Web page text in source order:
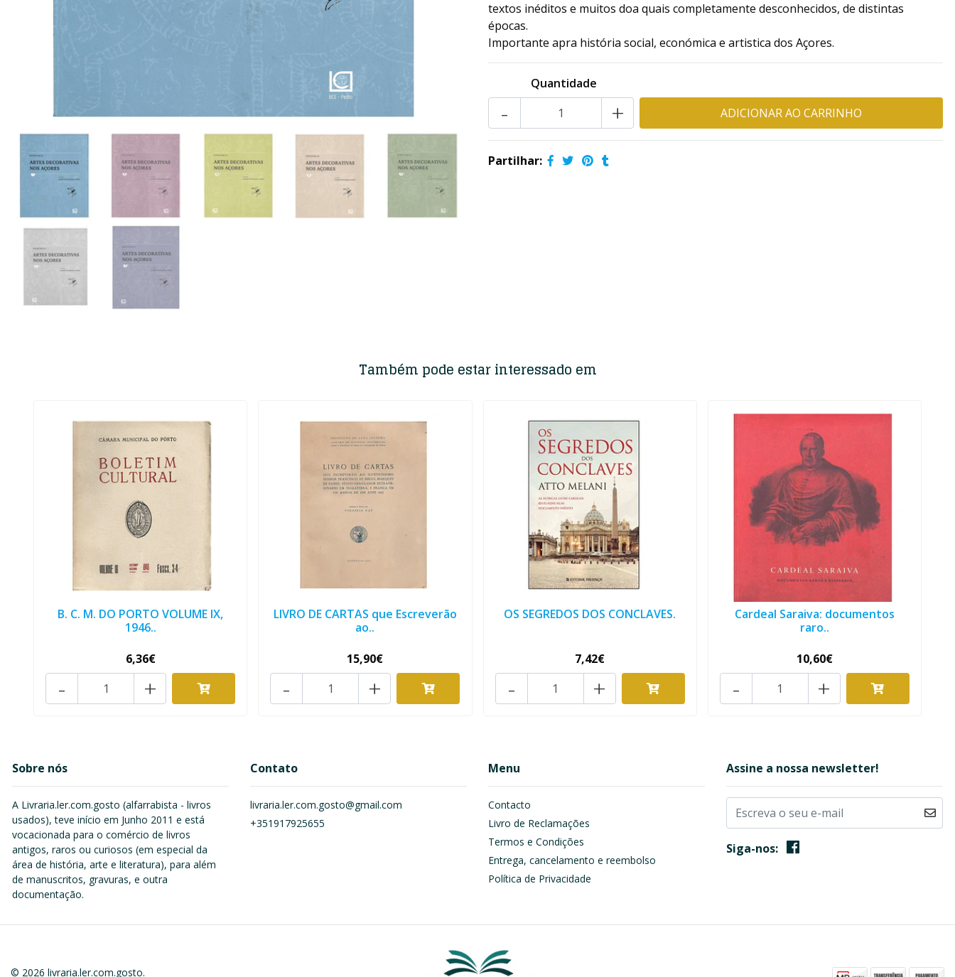
textos inéditos e muitos doa quais completamente desconhecidos, de distintas
épocas.
Importante apra história social, económica e artistica dos Açores.
Quantidade
+
-
Partilhar:
Também pode estar interessado em
B. C. M. DO PORTO VOLUME IX,
1946..
6,36€
+
-
LIVRO DE CARTAS que Escreverão
ao..
15,90€
+
-
OS SEGREDOS DOS CONCLAVES.
7,42€
+
-
Cardeal Saraiva: documentos
raro..
10,60€
+
-
Sobre nós
A Livraria.ler.com.gosto (alfarrabista - livros
usados), teve início em Junho 2011 e está
vocacionada para o comércio de livros
antigos, raros ou curiosos (em especial da
área de história, arte e literatura), para além
de manuscritos, gravuras, e outra
documentação.
Contato
livraria.ler.com.gosto@gmail.com
+351917925655
Menu
Contacto
Livro de Reclamações
Termos e Condições
Entrega, cancelamento e reembolso
Política de Privacidade
Assine a nossa newsletter!
Siga-nos:
© 2026 livraria.ler.com.gosto.